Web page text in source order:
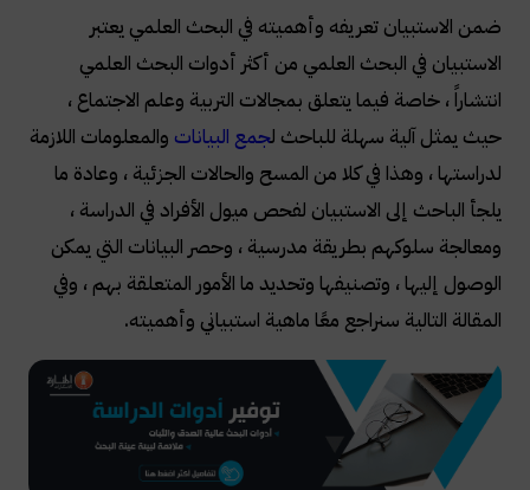
ضمن الاستبيان تعريفه وأهميته في البحث العلمي يعتبر
الاستبيان في البحث العلمي من أكثر أدوات البحث العلمي
انتشاراً ، خاصة فيما يتعلق بمجالات التربية وعلم الاجتماع ،
حيث يمثل آلية سهلة للباحث لجمع البيانات والمعلومات اللازمة
لدراستها ، وهذا في كلا من المسح والحالات الجزئية ، وعادة ما
يلجأ الباحث إلى الاستبيان لفحص ميول الأفراد في الدراسة ،
ومعالجة سلوكهم بطريقة مدرسية ، وحصر البيانات التي يمكن
الوصول إليها ، وتصنيفها وتحديد ما الأمور المتعلقة بهم ، وفي
المقالة التالية سنراجع معًا ماهية استبياني وأهميته.